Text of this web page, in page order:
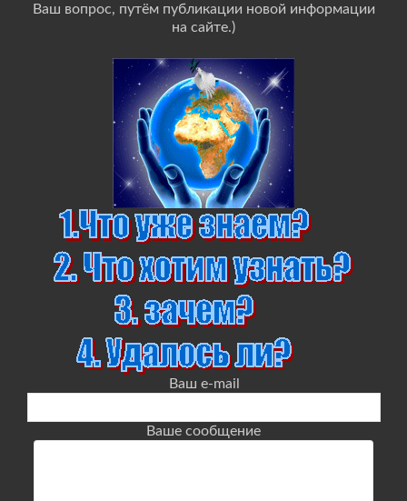
Ваш вопрос, путём публикации новой информации
на сайте.)
Ваш e-mail
Ваше сообщение